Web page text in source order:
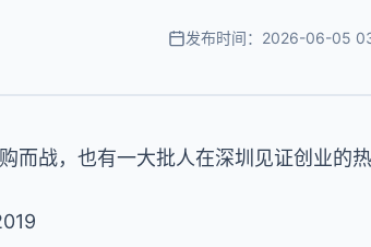
发布时间：2026-06-05
而战，也有一大批人在深圳见证创业的热